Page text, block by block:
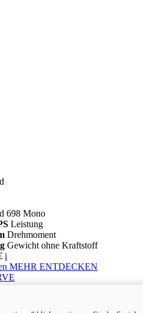
698 Mono
Leistung
Drehmoment
Gewicht ohne Kraftstoff
i
MEHR ENTDECKEN
Leistung